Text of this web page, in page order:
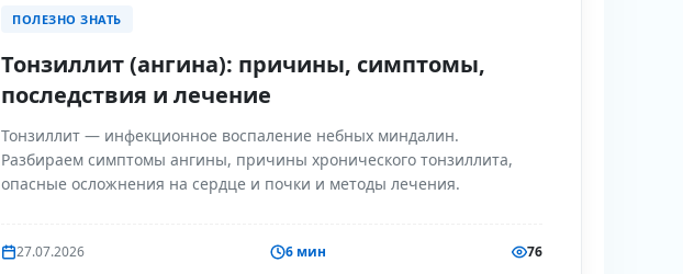
ПОЛЕЗНО ЗНАТЬ
Тонзиллит (ангина): причины, симптомы,
последствия и лечение
Тонзиллит — инфекционное воспаление небных миндалин.
Разбираем симптомы ангины, причины хронического тонзиллита,
опасные осложнения на сердце и почки и методы лечения.
27.07.2026 6 мин 76